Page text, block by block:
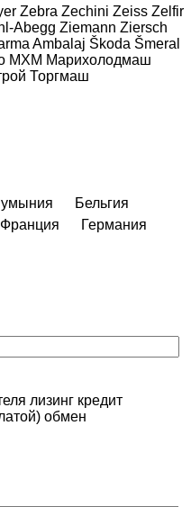
Zebra Zechini Zeiss Zelfir
Abegg Ziemann Ziersch
Ambalaj Škoda Šmeral
МХМ Марихолодмаш
Торгмаш
Бельгия
Франция
Германия
лизинг кредит
обмен